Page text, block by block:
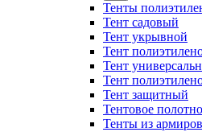
Тенты
Тент садовый
Тент укрывной
Тент
Тент
Тент
Тент защитный
Тентовое
Тенты из